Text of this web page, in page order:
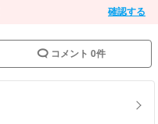
確認する
コメント 0件